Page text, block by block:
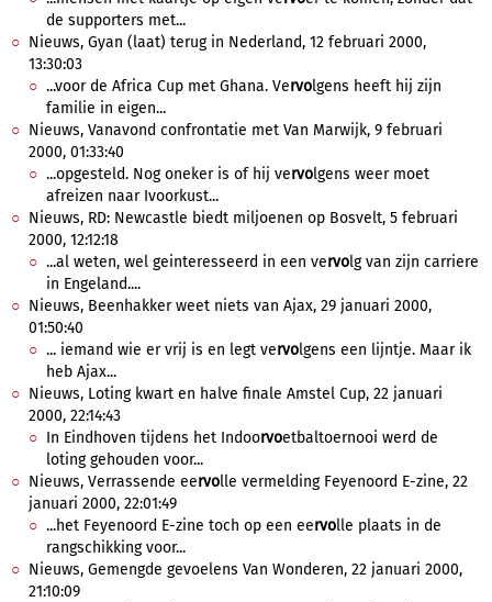
de supporters met...
Nieuws, Gyan (laat) terug in Nederland, 12 februari 2000,
13:30:03
...voor de Africa Cup met Ghana. Vervolgens heeft hij zijn
familie in eigen...
Nieuws, Vanavond confrontatie met Van Marwijk, 9 februari
2000, 01:33:40
...opgesteld. Nog oneker is of hij vervolgens weer moet
afreizen naar Ivoorkust...
Nieuws, RD: Newcastle biedt miljoenen op Bosvelt, 5 februari
2000, 12:12:18
...al weten, wel geinteresseerd in een vervolg van zijn carriere
in Engeland....
Nieuws, Beenhakker weet niets van Ajax, 29 januari 2000,
01:50:40
... iemand wie er vrij is en legt vervolgens een lijntje. Maar ik
heb Ajax...
Nieuws, Loting kwart en halve finale Amstel Cup, 22 januari
2000, 22:14:43
In Eindhoven tijdens het Indoorvoetbaltoernooi werd de
loting gehouden voor...
Nieuws, Verrassende eervolle vermelding Feyenoord E-zine, 22
januari 2000, 22:01:49
...het Feyenoord E-zine toch op een eervolle plaats in de
rangschikking voor...
Nieuws, Gemengde gevoelens Van Wonderen, 22 januari 2000,
21:10:09